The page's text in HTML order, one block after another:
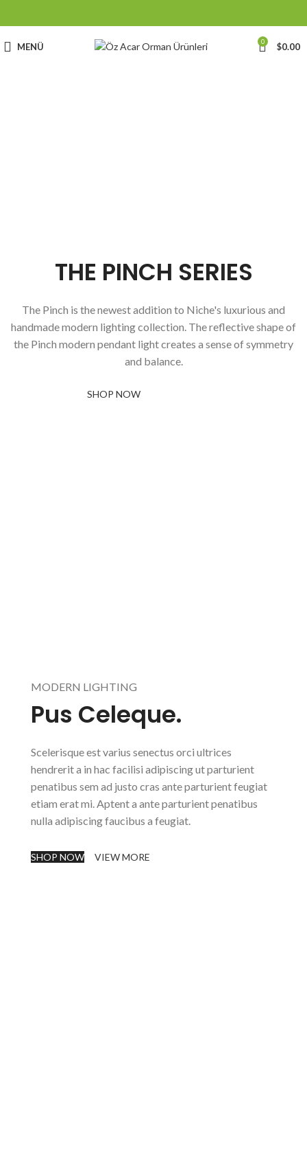
MENÜ 0 $0.00
THE PINCH SERIES
The Pinch is the newest addition to Niche's luxurious and
handmade modern lighting collection. The reflective shape of
the Pinch modern pendant light creates a sense of symmetry
and balance.
SHOP NOW
MODERN LIGHTING
Pus Celeque.
Scelerisque est varius senectus orci ultrices
hendrerit a in hac facilisi adipiscing ut parturient
penatibus sem ad justo cras ante parturient feugiat
etiam erat mi. Aptent a ante parturient penatibus
nulla adipiscing faucibus a feugiat.
SHOP NOW VIEW MORE